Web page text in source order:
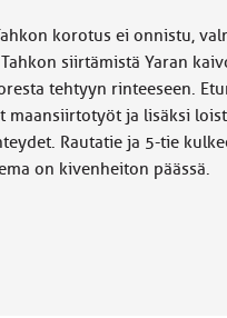
korotus ei onnistu,
siirtämistä Yaran
tehtyyn rinteeseen.
maansiirtotyöt ja lisäksi
Rautatie ja 5-tie
on kivenheiton päässä.